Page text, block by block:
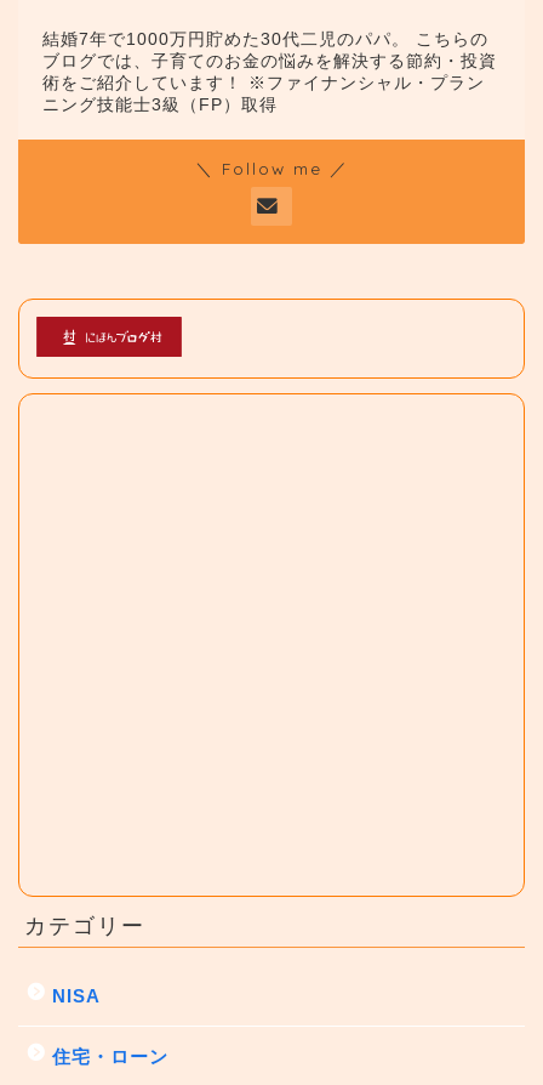
結婚7年で1000万円貯めた30代二児のパパ。 こちらの
ブログでは、子育てのお金の悩みを解決する節約・投資
術をご紹介しています！ ※ファイナンシャル・プラン
ニング技能士3級（FP）取得
＼ Follow me ／
カテゴリー
NISA
住宅・ローン